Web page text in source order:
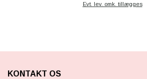
Evt. lev. omk. tillægges
KONTAKT OS